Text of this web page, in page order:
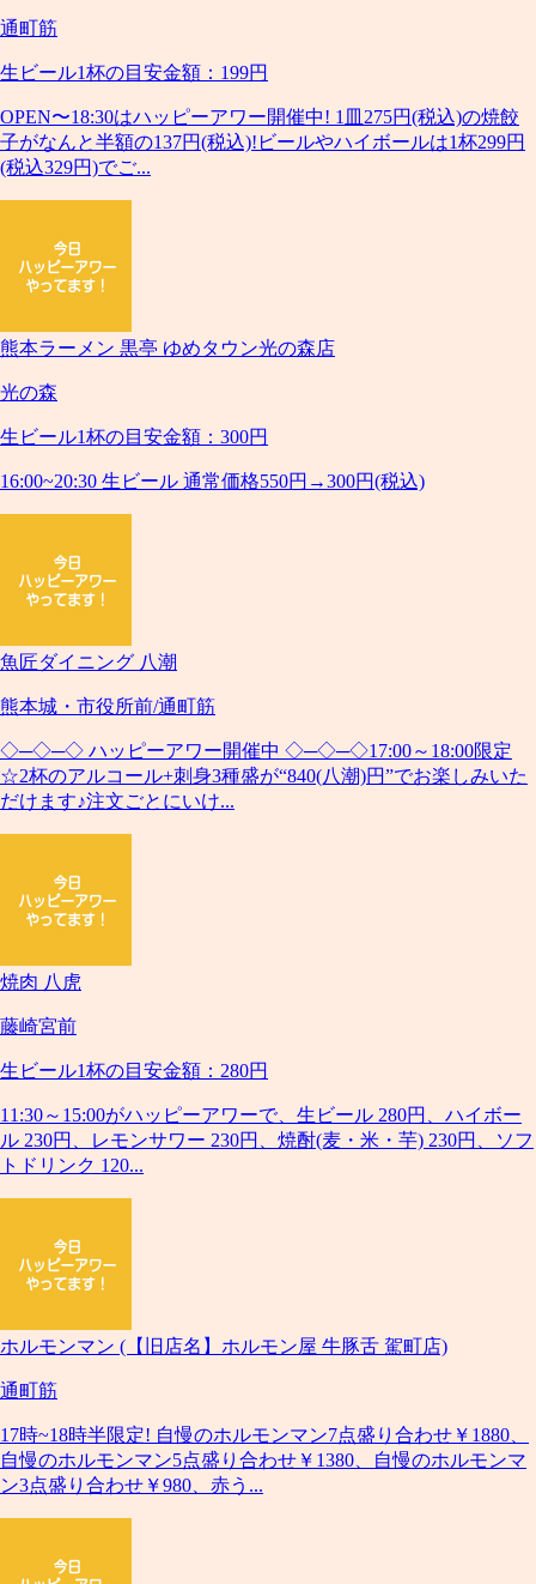
通町筋
生ビール1杯の目安金額：199円
OPEN〜18:30はハッピーアワー開催中! 1皿275円(税込)の焼餃
子がなんと半額の137円(税込)!ビールやハイボールは1杯299円
(税込329円)でご...
熊本ラーメン 黒亭 ゆめタウン光の森店
光の森
生ビール1杯の目安金額：300円
16:00~20:30 生ビール 通常価格550円→300円(税込)
魚匠ダイニング 八潮
熊本城・市役所前/通町筋
◇─◇─◇ ハッピーアワー開催中 ◇─◇─◇17:00～18:00限定
☆2杯のアルコール+刺身3種盛が“840(八潮)円”でお楽しみいた
だけます♪注文ごとにいけ...
焼肉 八虎
藤崎宮前
生ビール1杯の目安金額：280円
11:30～15:00がハッピーアワーで、生ビール 280円、ハイボー
ル 230円、レモンサワー 230円、焼酎(麦・米・芋) 230円、ソフ
トドリンク 120...
ホルモンマン (【旧店名】ホルモン屋 牛豚舌 駕町店)
通町筋
17時~18時半限定! 自慢のホルモンマン7点盛り合わせ￥1880、
自慢のホルモンマン5点盛り合わせ￥1380、自慢のホルモンマ
ン3点盛り合わせ￥980、赤う...